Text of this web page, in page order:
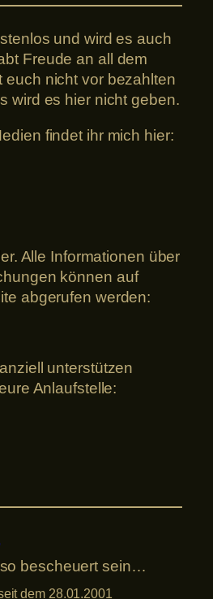
und wird es auch
Freude an all dem
euch nicht vor bezahlten
wird es hier nicht geben.
findet ihr mich hier:
Alle Informationen über
können auf
abgerufen werden:
unterstützen
Anlaufstelle:
bescheuert sein…
dem 28.01.2001